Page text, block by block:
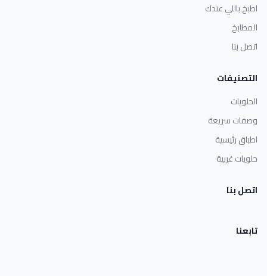
اطبخ باللي عندك
المطابخ
اتصل بنا
التصنيفات
الحلويات
وصفات سريعة
اطباق رئيسية
حلويات غربية
اتصل بنا
تابعنا